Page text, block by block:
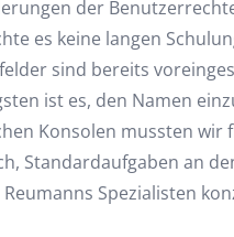
der
es keine langen
sind bereits
ist es, den Namen
Konsolen mussten
Standardaufgaben an
Spezialisten